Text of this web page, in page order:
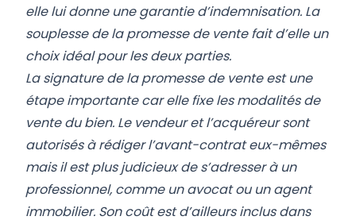
elle lui donne une garantie d’indemnisation. La
souplesse de la promesse de vente fait d’elle un
choix idéal pour les deux parties.
La signature de la promesse de vente est une
étape importante car elle fixe les modalités de
vente du bien. Le vendeur et l’acquéreur sont
autorisés à rédiger l’avant-contrat eux-mêmes
mais il est plus judicieux de s’adresser à un
professionnel, comme un avocat ou un agent
immobilier. Son coût est d’ailleurs inclus dans